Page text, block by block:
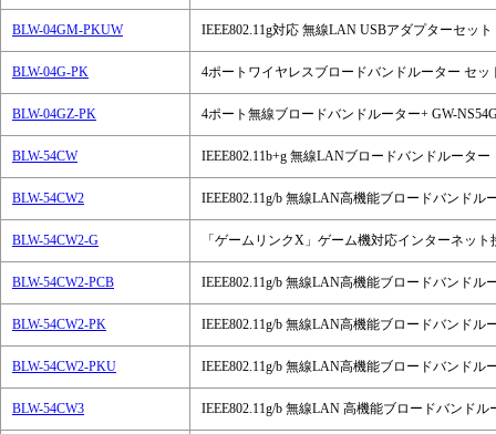
BLW-04GM-PKUW IEEE802.11g対応 無線LAN USBアダプターセット
BLW-04G-PK 4ポートワイヤレスブロードバンドルーター セッ
BLW-04GZ-PK 4ポート無線ブロードバンドルーター+ GW-
BLW-54CW IEEE802.11b+g 無線LANブロードバンドルーター
BLW-54CW2 IEEE802.11g/b 無線LAN高機能ブロードバンドル
BLW-54CW2-G 「ゲームリンクX」ゲーム機対応インターネッ
BLW-54CW2-PCB IEEE802.11g/b 無線LAN高機能ブロードバンドル
BLW-54CW2-PK IEEE802.11g/b 無線LAN高機能ブロードバンドル
BLW-54CW2-PKU IEEE802.11g/b 無線LAN高機能ブロードバンド
BLW-54CW3 IEEE802.11g/b 無線LAN 高機能ブロードバンドル